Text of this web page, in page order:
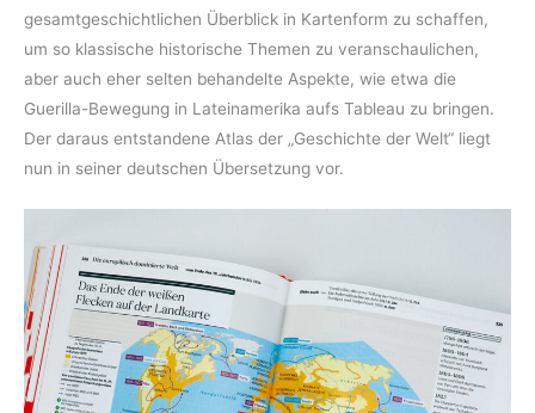
gesamtgeschichtlichen Überblick in Kartenform zu schaffen,
um so klassische historische Themen zu veranschaulichen,
aber auch eher selten behandelte Aspekte, wie etwa die
Guerilla-Bewegung in Lateinamerika aufs Tableau zu bringen.
Der daraus entstandene Atlas der „Geschichte der Welt“ liegt
nun in seiner deutschen Übersetzung vor.